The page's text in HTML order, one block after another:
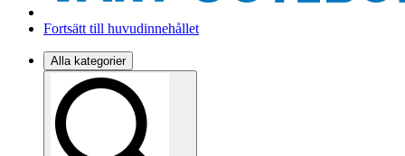
Fortsätt till huvudinnehållet
Alla kategorier